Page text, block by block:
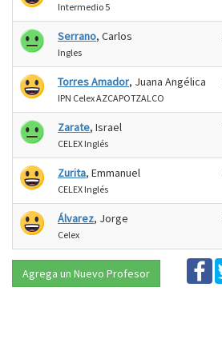
Intermedio 5
Serrano, Carlos
Ingles
Torres Amador, Juana Angélica
IPN Celex AZCAPOTZALCO
Zarate, Israel
CELEX Inglés
Zurita, Emmanuel
CELEX Inglés
Álvarez, Jorge
Celex
Agrega un Nuevo Profesor